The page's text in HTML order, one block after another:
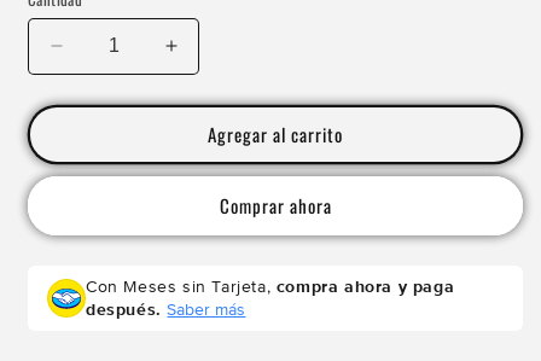
Reducir
cantidad
para
OVERSIZE
Jesús
eternal
Aumentar
cantidad
para
Playera
OVERSIZE
Jesús
eternal
Agregar al carrito
Comprar ahora
Con Meses sin Tarjeta, compra ahora y paga
después. Saber más